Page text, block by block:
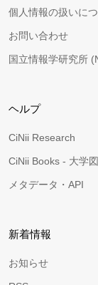
個人情報の扱いに
お問い合わせ
国立情報学研究所
ヘルプ
CiNii Research
CiNii Books - 大学
メタデータ・API
新着情報
お知らせ